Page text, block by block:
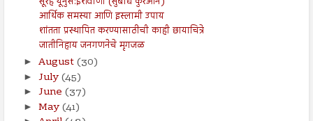
आर्थिक समस्या आणि इस्लामी उपाय
शांतता प्रस्थापित करण्यासाठीची काही छायाचित्रे
जातीनिहाय जनगणनेचे मृगजळ
► August(30)
► July(45)
► June (37)
► May(41)